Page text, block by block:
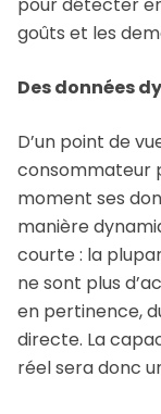
goûts et les
Des données
D’un point de
consommateur
moment ses
manière
courte : la
ne sont plus
en pertinence,
directe. La
réel sera donc